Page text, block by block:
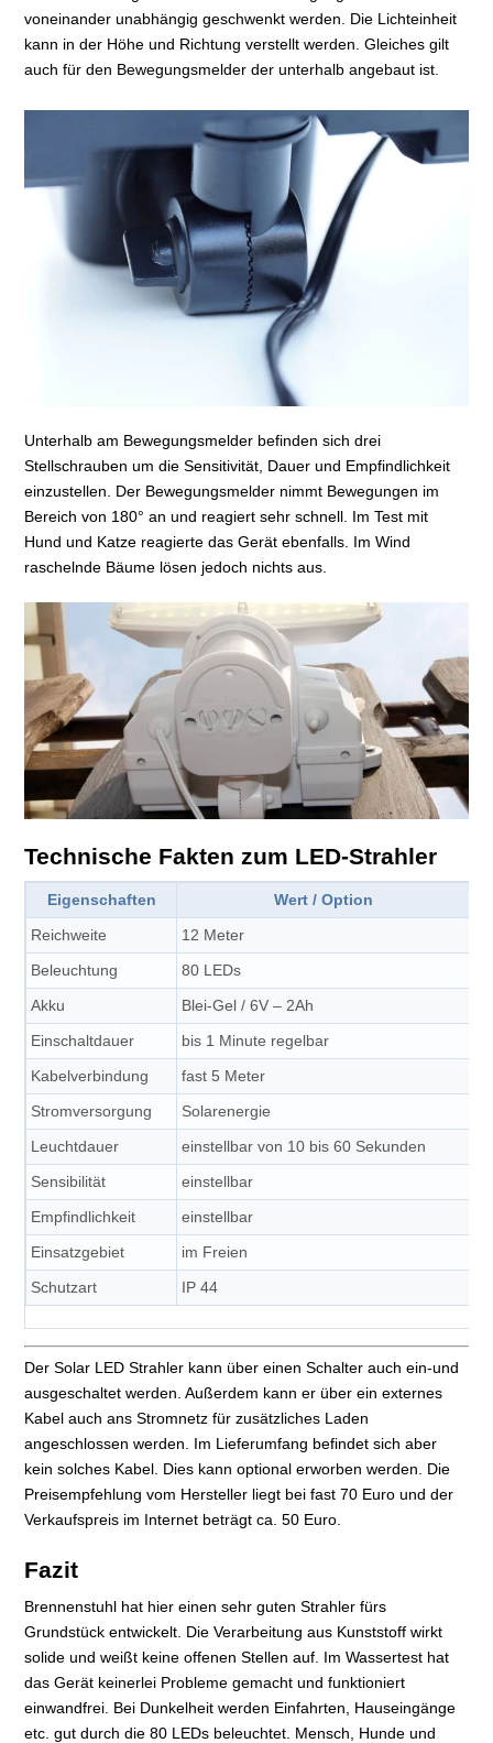
voneinander unabhängig geschwenkt werden. Die Lichteinheit
kann in der Höhe und Richtung verstellt werden. Gleiches gilt
auch für den Bewegungsmelder der unterhalb angebaut ist.
Unterhalb am Bewegungsmelder befinden sich drei
Stellschrauben um die Sensitivität, Dauer und Empfindlichkeit
einzustellen. Der Bewegungsmelder nimmt Bewegungen im
Bereich von 180° an und reagiert sehr schnell. Im Test mit
Hund und Katze reagierte das Gerät ebenfalls. Im Wind
raschelnde Bäume lösen jedoch nichts aus.
Technische Fakten zum LED-Strahler
Eigenschaften
Wert / Option
Reichweite
12 Meter
Beleuchtung
80 LEDs
Akku
Blei-Gel / 6V – 2Ah
Einschaltdauer
bis 1 Minute regelbar
Kabelverbindung
fast 5 Meter
Stromversorgung
Solarenergie
Leuchtdauer
einstellbar von 10 bis 60 Sekunden
Sensibilität
einstellbar
Empfindlichkeit
einstellbar
Einsatzgebiet
im Freien
Schutzart
IP 44
Der Solar LED Strahler kann über einen Schalter auch ein-und
ausgeschaltet werden. Außerdem kann er über ein externes
Kabel auch ans Stromnetz für zusätzliches Laden
angeschlossen werden. Im Lieferumfang befindet sich aber
kein solches Kabel. Dies kann optional erworben werden. Die
Preisempfehlung vom Hersteller liegt bei fast 70 Euro und der
Verkaufspreis im Internet beträgt ca. 50 Euro.
Fazit
Brennenstuhl hat hier einen sehr guten Strahler fürs
Grundstück entwickelt. Die Verarbeitung aus Kunststoff wirkt
solide und weißt keine offenen Stellen auf. Im Wassertest hat
das Gerät keinerlei Probleme gemacht und funktioniert
einwandfrei. Bei Dunkelheit werden Einfahrten, Hauseingänge
etc. gut durch die 80 LEDs beleuchtet. Mensch, Hunde und